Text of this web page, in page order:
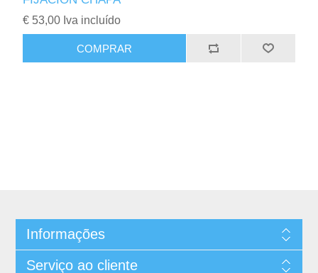
€ 53,00 Iva incluído
Informações
Serviço ao cliente